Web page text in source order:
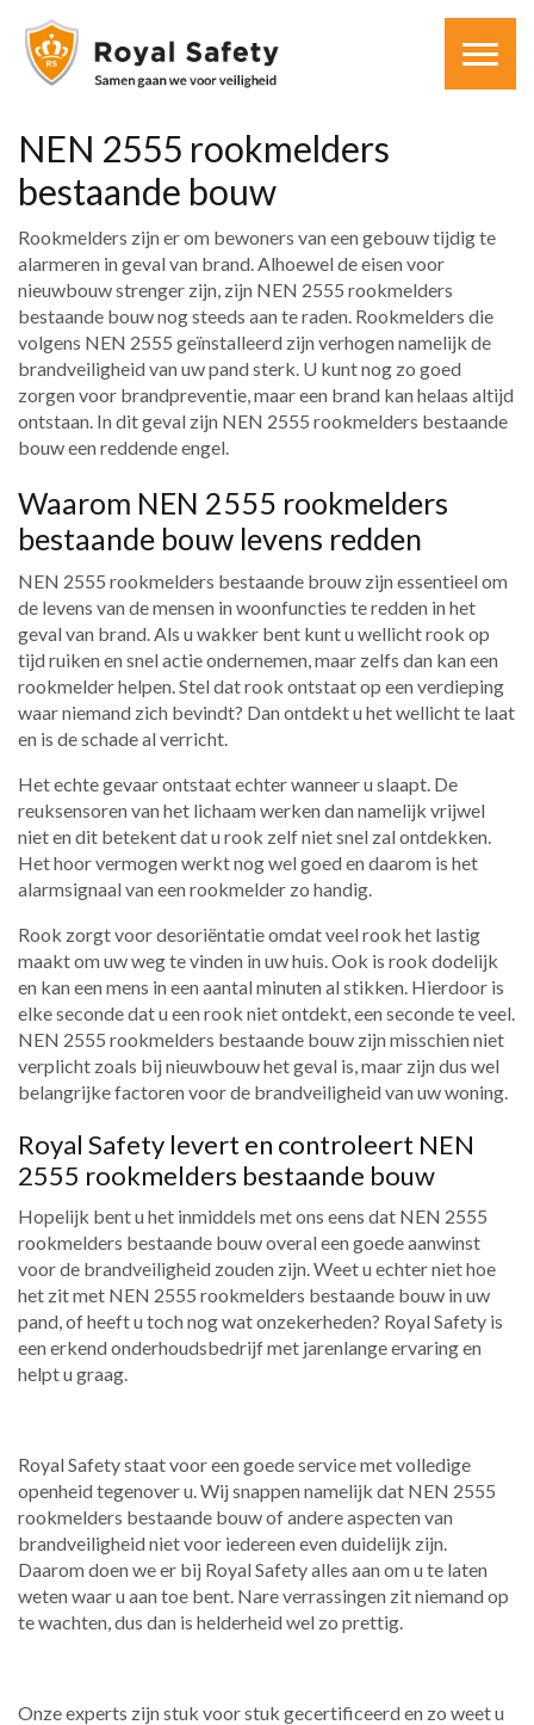
NEN 2555 rookmelders
bestaande bouw
Rookmelders zijn er om bewoners van een gebouw tijdig te
alarmeren in geval van brand. Alhoewel de eisen voor
nieuwbouw strenger zijn, zijn NEN 2555 rookmelders
bestaande bouw nog steeds aan te raden. Rookmelders die
volgens NEN 2555 geïnstalleerd zijn verhogen namelijk de
brandveiligheid van uw pand sterk. U kunt nog zo goed
zorgen voor brandpreventie, maar een brand kan helaas altijd
ontstaan. In dit geval zijn NEN 2555 rookmelders bestaande
bouw een reddende engel.
Waarom NEN 2555 rookmelders
bestaande bouw levens redden
NEN 2555 rookmelders bestaande brouw zijn essentieel om
de levens van de mensen in woonfuncties te redden in het
geval van brand. Als u wakker bent kunt u wellicht rook op
tijd ruiken en snel actie ondernemen, maar zelfs dan kan een
rookmelder helpen. Stel dat rook ontstaat op een verdieping
waar niemand zich bevindt? Dan ontdekt u het wellicht te laat
en is de schade al verricht.
Het echte gevaar ontstaat echter wanneer u slaapt. De
reuksensoren van het lichaam werken dan namelijk vrijwel
niet en dit betekent dat u rook zelf niet snel zal ontdekken.
Het hoor vermogen werkt nog wel goed en daarom is het
alarmsignaal van een rookmelder zo handig.
Rook zorgt voor desoriëntatie omdat veel rook het lastig
maakt om uw weg te vinden in uw huis. Ook is rook dodelijk
en kan een mens in een aantal minuten al stikken. Hierdoor is
elke seconde dat u een rook niet ontdekt, een seconde te veel.
NEN 2555 rookmelders bestaande bouw zijn misschien niet
verplicht zoals bij nieuwbouw het geval is, maar zijn dus wel
belangrijke factoren voor de brandveiligheid van uw woning.
Royal Safety levert en controleert NEN
2555 rookmelders bestaande bouw
Hopelijk bent u het inmiddels met ons eens dat NEN 2555
rookmelders bestaande bouw overal een goede aanwinst
voor de brandveiligheid zouden zijn. Weet u echter niet hoe
het zit met NEN 2555 rookmelders bestaande bouw in uw
pand, of heeft u toch nog wat onzekerheden? Royal Safety is
een erkend onderhoudsbedrijf met jarenlange ervaring en
helpt u graag.
Royal Safety staat voor een goede service met volledige
openheid tegenover u. Wij snappen namelijk dat NEN 2555
rookmelders bestaande bouw of andere aspecten van
brandveiligheid niet voor iedereen even duidelijk zijn.
Daarom doen we er bij Royal Safety alles aan om u te laten
weten waar u aan toe bent. Nare verrassingen zit niemand op
te wachten, dus dan is helderheid wel zo prettig.
Onze experts zijn stuk voor stuk gecertificeerd en zo weet u